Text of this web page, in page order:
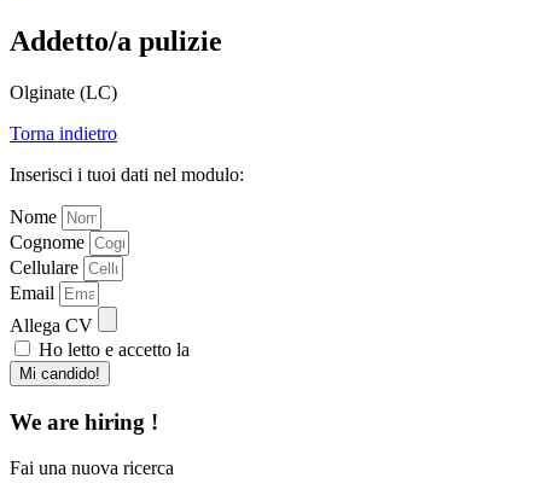
Addetto/a pulizie
Olginate (LC)
Torna indietro
Inserisci i tuoi dati nel modulo:
Nome
Cognome
Cellulare
Email
Allega CV
Ho letto e accetto la
Mi candido!
We are hiring !
Fai una nuova ricerca